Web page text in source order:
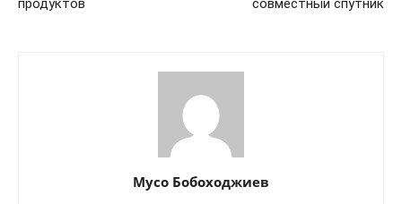
продуктов совместный спутник
Мусо Бобоходжиев